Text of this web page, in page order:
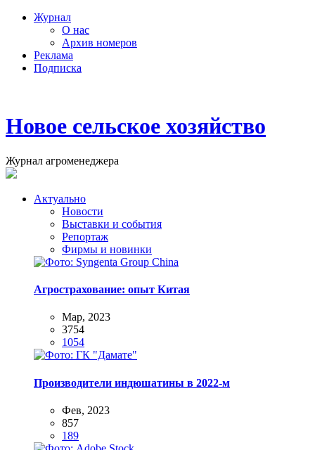
Журнал
О нас
Архив номеров
Реклама
Подписка
Новое сельское хозяйство
Журнал агроменеджера
Актуально
Новости
Выставки и события
Репортаж
Фирмы и новинки
Агрострахование: опыт Китая
Мар, 2023
3754
1054
Производители индюшатины в 2022-м
Фев, 2023
857
189